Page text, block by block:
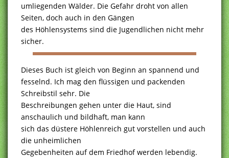
umliegenden Wälder. Die Gefahr droht von allen
Seiten, doch auch in den Gängen
des Höhlensystems sind die Jugendlichen nicht mehr
sicher.
Dieses Buch ist gleich von Beginn an spannend und
fesselnd. Ich mag den flüssigen und packenden
Schreibstil sehr. Die
Beschreibungen gehen unter die Haut, sind
anschaulich und bildhaft, man kann
sich das düstere Höhlenreich gut vorstellen und auch
die unheimlichen
Gegebenheiten auf dem Friedhof werden lebendig.